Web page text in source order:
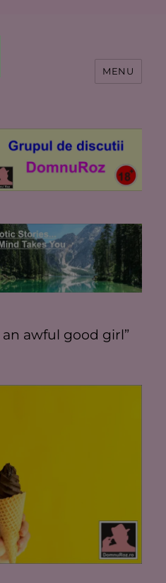
MENU
awful good girl”